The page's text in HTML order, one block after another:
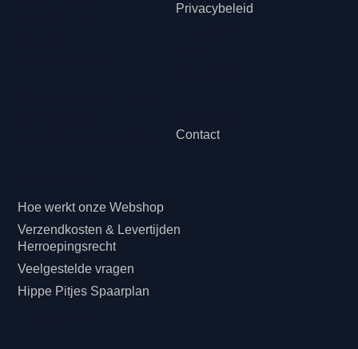
Hoe werkt onze Webshop
Veelgestelde vragen
Verzendkosten & Levertijden
Herroepingsrecht
Hippe Pitjes Spaarplan
Privacybeleid
Contact